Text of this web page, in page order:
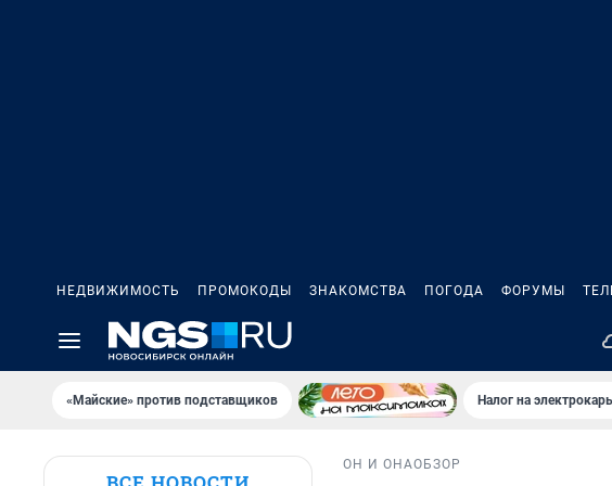
НЕДВИЖИМОСТЬ ПРОМОКОДЫ ЗНАКОМСТВА ПОГОДА ФОРУМЫ
«Майские» против подставщиков Налог на
ОН И ОНАОБЗОР